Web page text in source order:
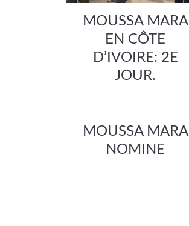
MOUSSA MARA
EN CÔTE
D’IVOIRE: 2E
JOUR.
MOUSSA MARA
NOMINE